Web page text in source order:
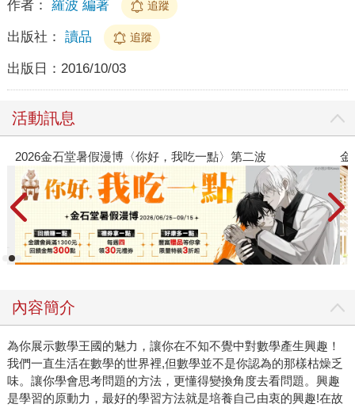
作者： 羅波 編著 追蹤
出版社： 讀品 追蹤
出版日： 2016/10/03
活動訊息
金石堂2026海外優惠：電子書
內容簡介
為你展示數學王國的魅力，讓你在不知不覺中對數學產生興趣！
我們一直生活在數學的世界裡,但數學並不是你認為的那樣枯燥乏
味。讓你學會思考問題的方法，更懂得變換角度去看問題。興趣
是學習的原動力，最好的學習方法就是培養自己由衷的興趣!在故